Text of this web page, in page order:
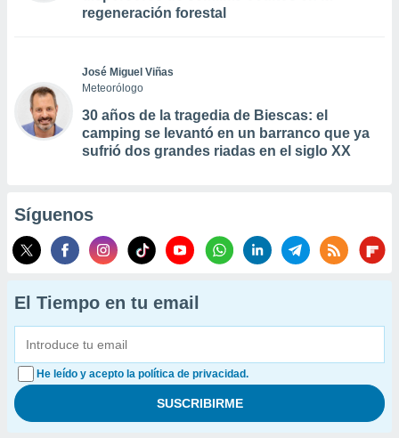
regeneración forestal
José Miguel Viñas
Meteorólogo
30 años de la tragedia de Biescas: el
camping se levantó en un barranco que ya
sufrió dos grandes riadas en el siglo XX
Síguenos
El Tiempo en tu email
He leído y acepto la política de privacidad.